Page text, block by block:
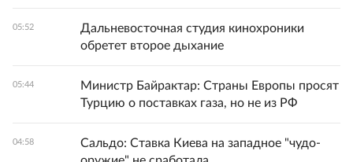
05:52
Дальневосточная студия кинохроники
обретет второе дыхание
05:44
Министр Байрактар: Страны Европы просят
Турцию о поставках газа, но не из РФ
04:58
Сальдо: Ставка Киева на западное "чудо-